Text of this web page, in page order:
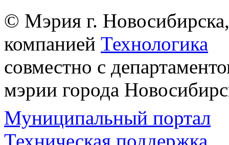
© Мэрия г.
компанией Технологика
совместно с
мэрии города
Муниципальный портал